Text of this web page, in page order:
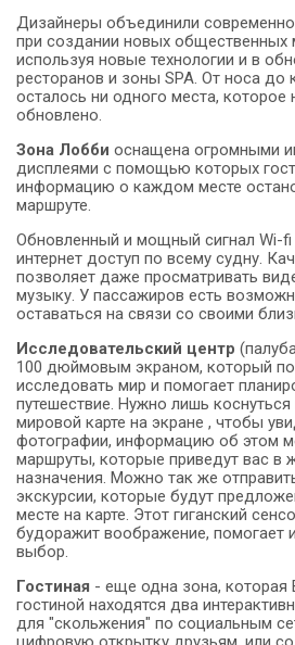
Дизайнеры объединили
при создании новых общественных
используя новые технологии и в
ресторанов и зоны SPA. От носа до
осталось ни одного места,
обновлено.
Зона Лобби оснащена огромными
дисплеями с помощью которых
информацию о каждом месте
маршруте.
Обновленный и мощный сигнал Wi-fi
интернет доступ по всему судну.
позволяет даже просматривать
музыку. У пассажиров есть
оставаться на связи со своими
Исследовательский центр
100 дюймовым экраном, который
исследовать мир и помогает
путешествие. Нужно лишь
мировой карте на экране , чтобы
фотографии, информацию об этом
маршруты, которые приведут вас в
назначения. Можно так же
экскурсии, которые будут
месте на карте. Этот гиганский
будоражит воображение, помогает
выбор.
Гостиная - еще одна зона, которая
гостиной находятся два
для "скольжения" по социальным